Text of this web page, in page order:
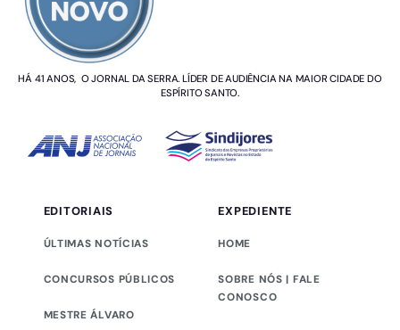
HÁ 41 ANOS, O JORNAL DA SERRA. LÍDER DE AUDIÊNCIA NA MAIOR CIDADE DO
ESPÍRITO SANTO.
EDITORIAIS
ÚLTIMAS NOTÍCIAS
CONCURSOS PÚBLICOS
MESTRE ÁLVARO
EXPEDIENTE
HOME
SOBRE NÓS | FALE
CONOSCO